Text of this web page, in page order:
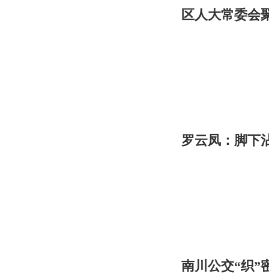
区人大常委会
罗云凤：脚下
南川公交“织”